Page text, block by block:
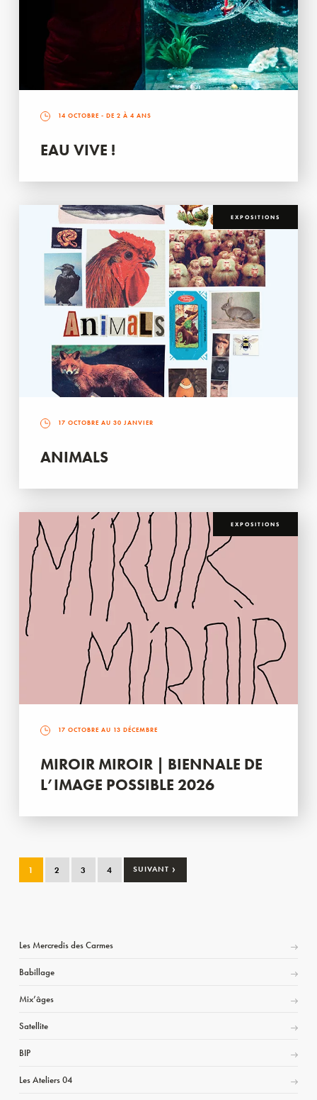
14 OCTOBRE - DE 2 À 4 ANS
EAU VIVE !
EXPOSITIONS
17 OCTOBRE AU 30 JANVIER
ANIMALS
EXPOSITIONS
17 OCTOBRE AU 13 DÉCEMBRE
MIROIR MIROIR | BIENNALE DE
L’IMAGE POSSIBLE 2026
1 2 3 4 SUIVANT ›
Les Mercredis des Carmes
Babillage
Mix’âges
Satellite
BIP
Les Ateliers 04